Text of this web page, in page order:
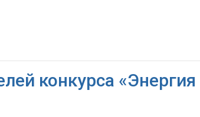
конкурса «Энергия